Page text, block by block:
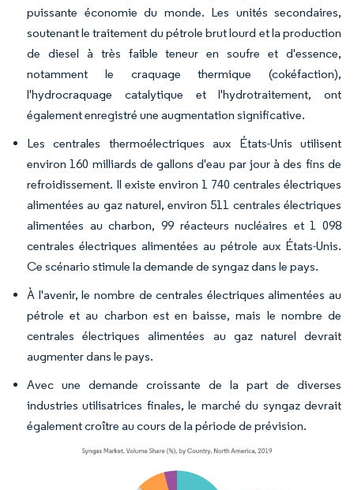
puissante économie du monde. Les unités secondaires,
soutenant le traitement du pétrole brut lourd et la production
de diesel à très faible teneur en soufre et d'essence,
notamment le craquage thermique (cokéfaction),
l'hydrocraquage catalytique et l'hydrotraitement, ont
également enregistré une augmentation significative.
Les centrales thermoélectriques aux États-Unis utilisent
environ 160 milliards de gallons d'eau par jour à des fins de
refroidissement. Il existe environ 1 740 centrales électriques
alimentées au gaz naturel, environ 511 centrales électriques
alimentées au charbon, 99 réacteurs nucléaires et 1 098
centrales électriques alimentées au pétrole aux États-Unis.
Ce scénario stimule la demande de syngaz dans le pays.
À l'avenir, le nombre de centrales électriques alimentées au
pétrole et au charbon est en baisse, mais le nombre de
centrales électriques alimentées au gaz naturel devrait
augmenter dans le pays.
Avec une demande croissante de la part de diverses
industries utilisatrices finales, le marché du syngaz devrait
également croître au cours de la période de prévision.